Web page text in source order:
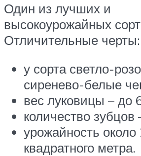
Один из лучших и
высокоурожайных
Отличительные черты:
у сорта светло-
сиренево-белые
вес луковицы – до
количество зубцов
урожайность около
квадратного метра.